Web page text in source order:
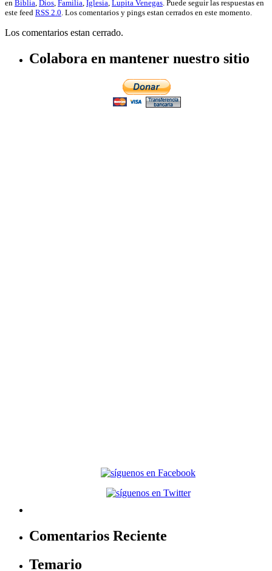
en Biblia Dios Familia Iglesia Lupita Venegas . Puede seguir las respuestas en
este feed RSS 2.0 . Los comentarios y pings estan cerrados en este momento.
Los comentarios estan cerrado.
Colabora en mantener nuestro sitio
Comentarios Reciente
Temario